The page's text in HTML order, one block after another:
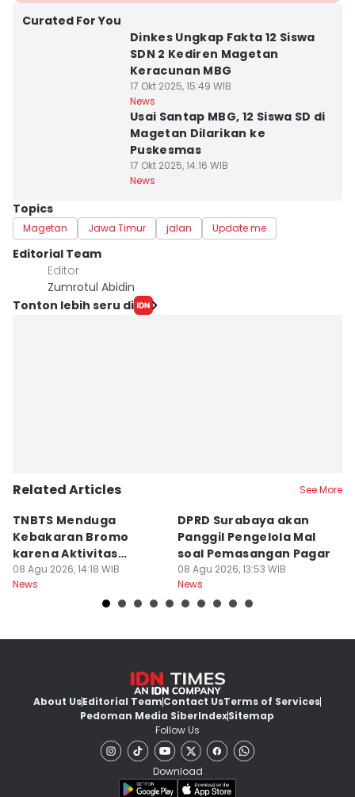
Curated For You
Dinkes Ungkap Fakta 12 Siswa
SDN 2 Kediren Magetan
Keracunan MBG
17 Okt 2025, 15:49 WIB
News
Usai Santap MBG, 12 Siswa SD di
Magetan Dilarikan ke
Puskesmas
17 Okt 2025, 14:16 WIB
News
Topics
Magetan Jawa Timur jalan Update me
Editorial Team
Editor
Zumrotul Abidin
Tonton lebih seru di
Related Articles See More
TNBTS Menduga
Kebakaran Bromo
karena Aktivitas
Manusia
08 Agu 2026, 14:18 WIB
News
DPRD Surabaya akan
Panggil Pengelola Mal
soal Pemasangan Pagar
08 Agu 2026, 13:53 WIB
News
About UsEditorial TeamContact UsTerms of Services
Pedoman Media SiberIndexSitemap
Follow Us
Download